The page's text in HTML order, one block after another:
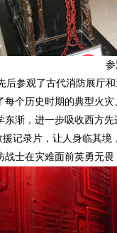
参观了古代消防展厅
个历史时期的典型火
东渐，进一步吸收西方
记录片，让人身临其
士在灾难面前英勇无